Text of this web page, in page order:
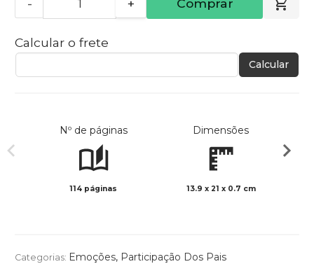
Comprar
Calcular o frete
Calcular
Nº de páginas
114 páginas
Dimensões
13.9 x 21 x 0.7 cm
Categorias: Emoções, Participação Dos Pais